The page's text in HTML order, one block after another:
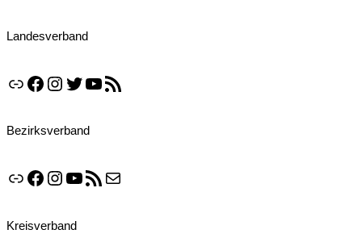
Landesverband
Link Facebook Instagram Twitter YouTube RSS-Feed
Bezirksverband
Link Facebook Instagram YouTube RSS-Feed E-Mail
Kreisverband